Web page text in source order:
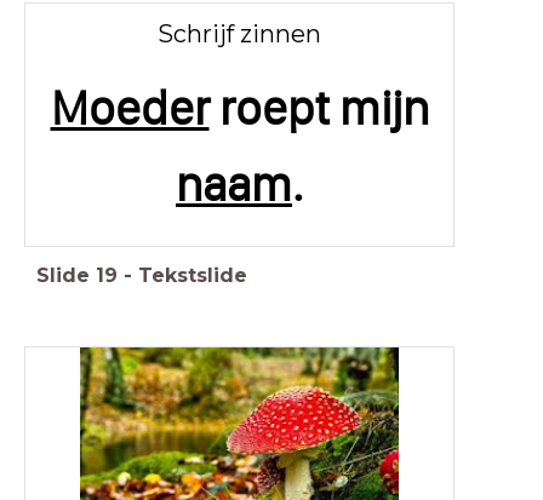
Schrijf zinnen
Moederroept mijn
naam.
Slide 19 - Tekstslide